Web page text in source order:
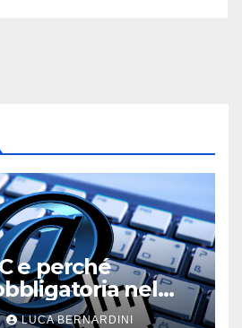
e perché
nel
LUCA BERNARDINI